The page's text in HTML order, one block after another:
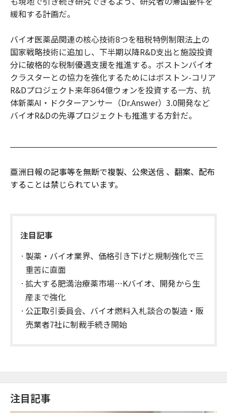
緩和する計画だ。
バイオ医薬品関連の核心技術8つを租税特例制限法上の
国家戦略技術に追加し、下半期以降R&D支出と施設投資
分に破格的な税制優遇支援を推進する。ボストンバイオ
クラスターとの協力を強化するためにはボストン-コリア
R&Dプロジェクト来年864億ウォンを投資する一方、抗
体新薬AI・ドクターアンサー（Dr.Answer）3.0開発など
バイオR&Dの先導プロジェクトも推進する方針だ。
亜洲日報の記事等を無断で複製、公衆送信 、翻案、配布
することは禁じられています。
注目記事
製薬・バイオ業界、価格引き下げと規制強化で三
重苦に直面
拡大する肥満治療薬市場…Kバイオ、開発から生
産まで強化
公正取引委員会、バイオ燃料入札談合の製造・販
売業者7社に制裁手続き開始
注目記事